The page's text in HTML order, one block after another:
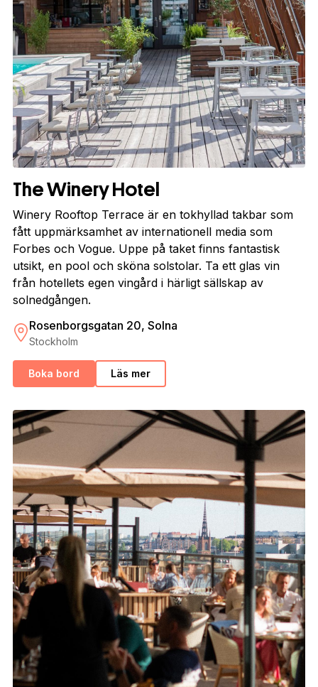
The Winery Hotel
Winery Rooftop Terrace är en tokhyllad takbar som
fått uppmärksamhet av internationell media som
Forbes och Vogue. Uppe på taket finns fantastisk
utsikt, en pool och sköna solstolar. Ta ett glas vin
från hotellets egen vingård i härligt sällskap av
solnedgången.
Rosenborgsgatan 20, Solna
Stockholm
Boka bord Läs mer